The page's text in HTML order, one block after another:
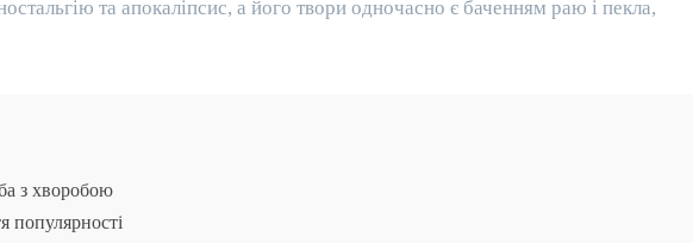
та апокаліпсис, а його твори одночасно є баченням раю і пекла,
з хворобою
популярності